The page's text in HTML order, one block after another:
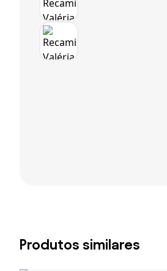
Produtos similares